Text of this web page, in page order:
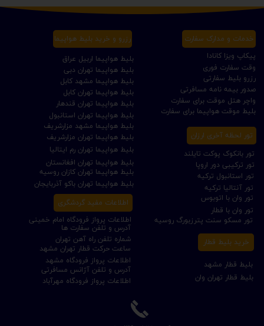
تور ترکیبی دور اروپا
رزرو بلیط سفارتی
پیکاپ ویزا کانادا
بلیط هواپیما تهران کابل
بلیط هواپیما تهران مزارشریف
بلیط هواپیما مشهد کابل
بلیط هواپیما تهران قندهار
بلیط هواپیما تهران افغانستان
بلیط هواپیما مشهد مزارشریف
بلیط قطار تهران وان
بلیط قطار مشهد
بلیط موقت هواپیما برای سفارت
واچر هتل موقت برای سفارت
بلیط هواپیما تهران رم ایتالیا
اطلاعات پرواز فرودگاه امام خمینی
بلیط هواپیما تهران دبی
بلیط هواپیما تهران باکو آذربایجان
بلیط هواپیما تهران استانبول
بلیط هواپیما تهران کازان روسیه
بلیط هواپیما اربیل عراق
صدور بیمه نامه مسافرتی
تور آنتالیا ترکیه
تور استانبول ترکیه
تور مسکو سنت پترزبورگ روسیه
تور وان با قطار
تور بانکوک پوکت تایلند
تور وان با اتوبوس
ساعت حرکت قطار تهران مشهد
خرید بلیط قطار
خدمات و مدارک سفارت رزرو و خرید بلیط هواپیما
تور لحظه آخری ارزان
شماره تلفن راه آهن تهران
وقت سفارت فوری
اطلاعات پرواز فرودگاه مهرآباد
اطلاعات پرواز فرودگاه مشهد
آدرس و تلفن سفارت ها
آدرس و تلفن آژانس مسافرتی
اطلاعات مفید گردشگری